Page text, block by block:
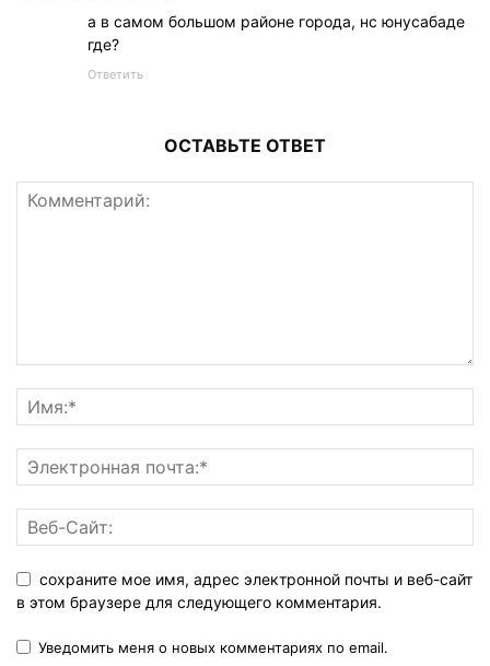
а в самом большом районе города, нс юнусабаде
где?
Ответить
ОСТАВЬТЕ ОТВЕТ
сохраните мое имя, адрес электронной почты и веб-сайт
в этом браузере для следующего комментария.
Уведомить меня о новых комментариях по email.